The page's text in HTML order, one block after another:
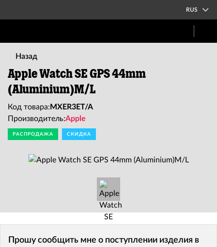
RUS
Назад
Apple Watch SE GPS 44mm
(Aluminium)M/L
Код товара: MXER3ET/A
Производитель:Apple
РАСПРОДАЖА СКИДКА
Прошу сообщить мне о поступлении изделия в